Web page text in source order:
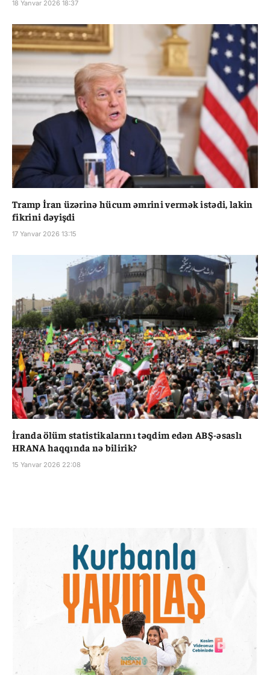
18 Yanvar 2026 18:37
Tramp İran üzərinə hücum əmrini vermək istədi, lakin
fikrini dəyişdi
17 Yanvar 2026 13:15
İranda ölüm statistikalarını təqdim edən ABŞ-əsaslı
HRANA haqqında nə bilirik?
15 Yanvar 2026 22:08